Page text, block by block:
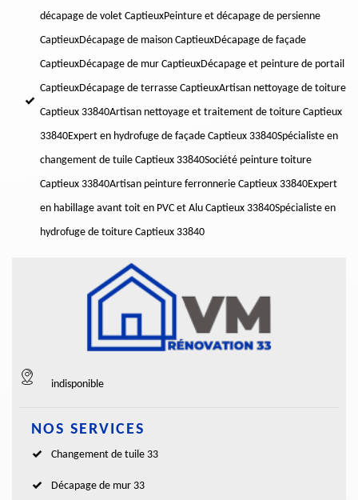
décapage de volet CaptieuxPeinture et décapage de persienne
CaptieuxDécapage de maison CaptieuxDécapage de façade
CaptieuxDécapage de mur CaptieuxDécapage et peinture de portail
CaptieuxDécapage de terrasse CaptieuxArtisan nettoyage de toiture
Captieux 33840Artisan nettoyage et traitement de toiture Captieux
33840Expert en hydrofuge de façade Captieux 33840Spécialiste en
changement de tuile Captieux 33840Société peinture toiture
Captieux 33840Artisan peinture ferronnerie Captieux 33840Expert
en habillage avant toit en PVC et Alu Captieux 33840Spécialiste en
hydrofuge de toiture Captieux 33840
indisponible
NOS SERVICES
Changement de tuile 33
Décapage de mur 33